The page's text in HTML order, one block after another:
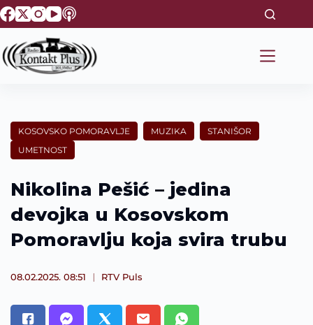
S
k
p
t
n
KOSOVSKO POMORAVLJE MUZIKA
STANIŠOR
UMETNOST
Nikolina Pešić – jedina
devojka u Kosovskom
Pomoravlju koja svira trubu
08.02.2025. 08:51 RTV Puls